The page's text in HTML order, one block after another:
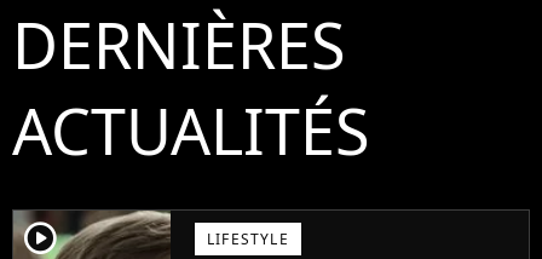
DERNIÈRES
ACTUALITÉS
player2 LIFESTYLE